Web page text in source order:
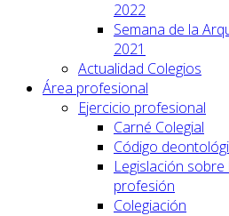
2022
Semana de la
2021
Actualidad Colegios
Área profesional
Ejercicio profesional
Carné Colegial
Código
Legislación sobre
profesión
Colegiación